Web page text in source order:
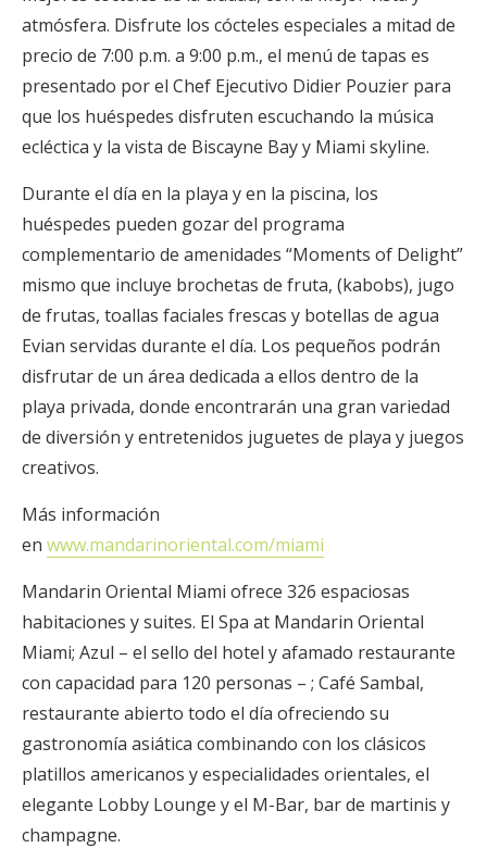
atmósfera. Disfrute los cócteles especiales a mitad de
precio de 7:00 p.m. a 9:00 p.m., el menú de tapas es
presentado por el Chef Ejecutivo Didier Pouzier para
que los huéspedes disfruten escuchando la música
ecléctica y la vista de Biscayne Bay y Miami skyline.
Durante el día en la playa y en la piscina, los
huéspedes pueden gozar del programa
complementario de amenidades “Moments of Delight”
mismo que incluye brochetas de fruta, (kabobs), jugo
de frutas, toallas faciales frescas y botellas de agua
Evian servidas durante el día. Los pequeños podrán
disfrutar de un área dedicada a ellos dentro de la
playa privada, donde encontrarán una gran variedad
de diversión y entretenidos juguetes de playa y juegos
creativos.
Más información
en www.mandarinoriental.com/miami
Mandarin Oriental Miami ofrece 326 espaciosas
habitaciones y suites. El Spa at Mandarin Oriental
Miami; Azul – el sello del hotel y afamado restaurante
con capacidad para 120 personas – ; Café Sambal,
restaurante abierto todo el día ofreciendo su
gastronomía asiática combinando con los clásicos
platillos americanos y especialidades orientales, el
elegante Lobby Lounge y el M-Bar, bar de martinis y
champagne.